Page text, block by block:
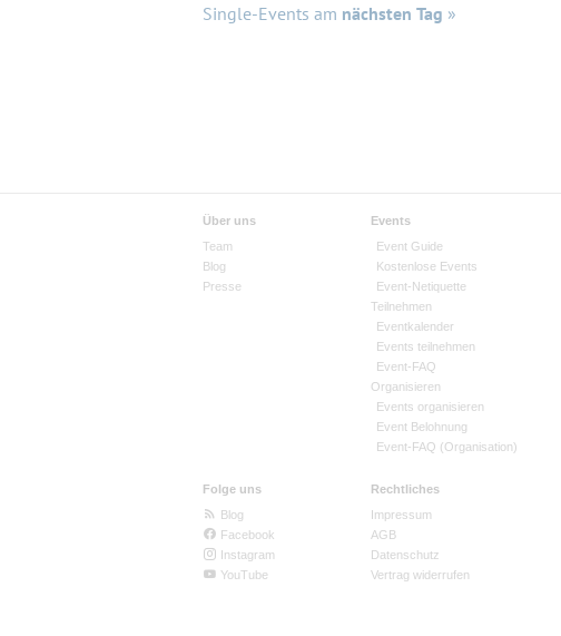
Single-Events am nächsten Tag »
Über uns
Team
Blog
Presse
Events
Event Guide
Kostenlose Events
Event-Netiquette
Teilnehmen
Eventkalender
Events teilnehmen
Event-FAQ
Organisieren
Events organisieren
Event Belohnung
Event-FAQ (Organisation)
Folge uns
Blog
Facebook
Instagram
YouTube
Rechtliches
Impressum
AGB
Datenschutz
Vertrag widerrufen